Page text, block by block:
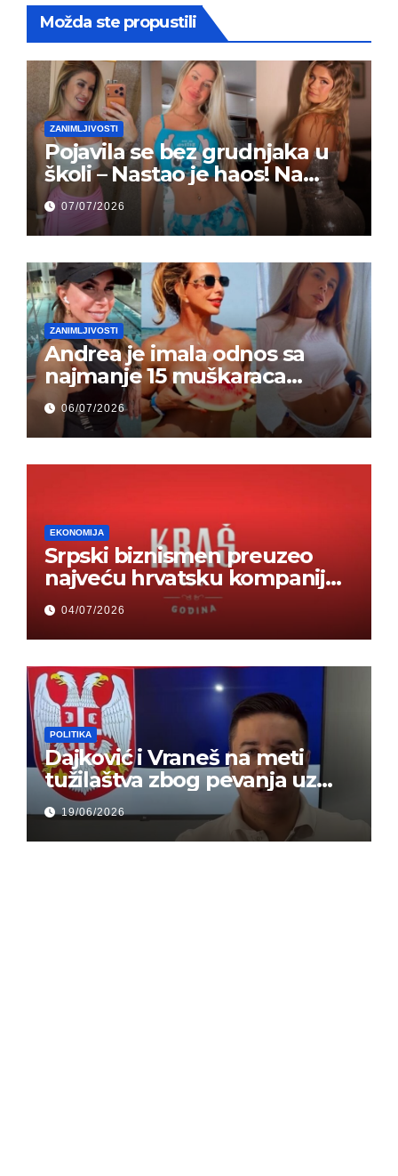
Možda ste propustili
ZANIMLJIVOSTI
Pojavila se bez grudnjaka u
školi – Nastao je haos! Na
grupi je majke napale (FOTO)
07/07/2026
ZANIMLJIVOSTI
Andrea je imala odnos sa
najmanje 15 muškaraca
odjednom – „Doktor mi je
rekao…“ (FOTO)
06/07/2026
EKONOMIJA
Srpski biznismen preuzeo
najveću hrvatsku kompaniju i
ponos zemlje – Hrvati ne
mogu da veruju
04/07/2026
POLITIKA
Dajković i Vraneš na meti
tužilaštva zbog pevanja uz
gusle
19/06/2026